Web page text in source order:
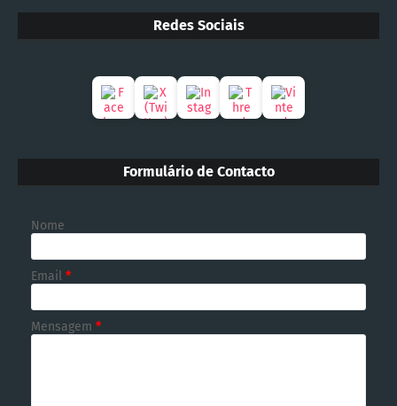
Redes Sociais
Formulário de Contacto
Nome
Email *
Mensagem *